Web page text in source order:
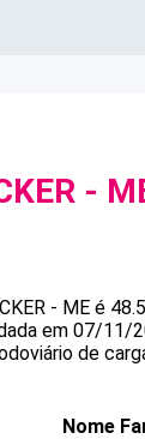
-
- ME é
em 07/11/
de
Nome